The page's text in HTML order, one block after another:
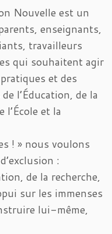
Nouvelle est un
enseignants,
travailleurs
qui souhaitent agir
et des
l’Éducation, de la
et la
! » nous voulons
:
de la recherche,
sur les immenses
lui-même,